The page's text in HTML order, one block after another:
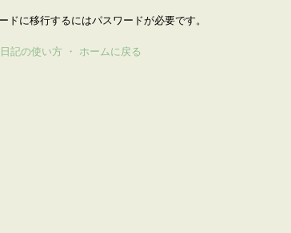
ドに移行するにはパスワードが必要です。
日記の使い方 ・ ホームに戻る